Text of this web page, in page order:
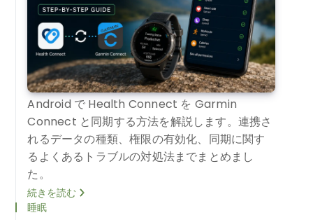
Android で Health Connect を Garmin
Connect と同期する方法を解説します。連携さ
れるデータの種類、権限の有効化、同期に関す
るよくあるトラブルの対処法までまとめまし
た。
続きを読む
睡眠